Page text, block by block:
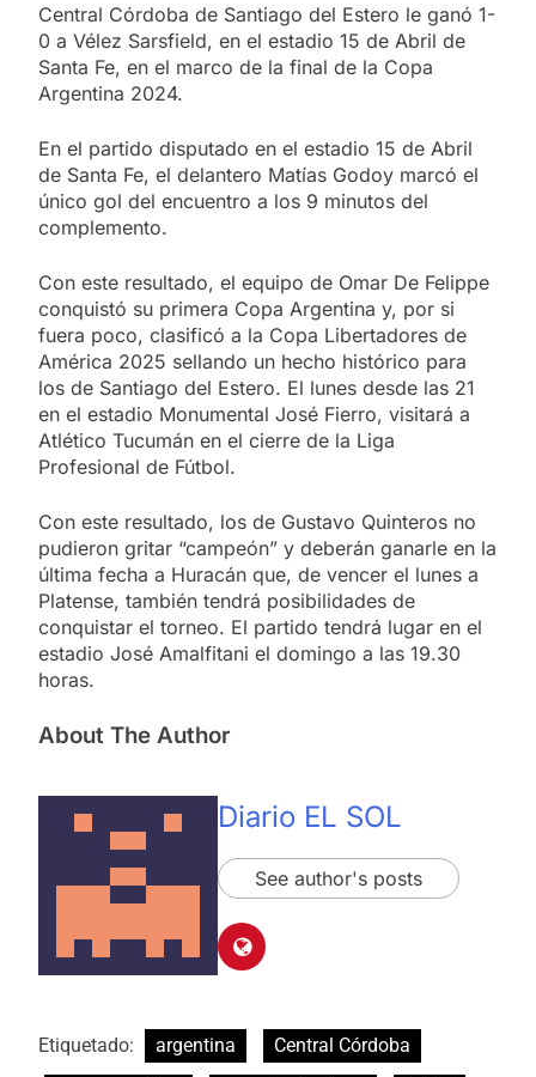
Central Córdoba de Santiago del Estero le ganó 1-
0 a Vélez Sarsfield, en el estadio 15 de Abril de
Santa Fe, en el marco de la final de la Copa
Argentina 2024.
En el partido disputado en el estadio 15 de Abril
de Santa Fe, el delantero Matías Godoy marcó el
único gol del encuentro a los 9 minutos del
complemento.
Con este resultado, el equipo de Omar De Felippe
conquistó su primera Copa Argentina y, por si
fuera poco, clasificó a la Copa Libertadores de
América 2025 sellando un hecho histórico para
los de Santiago del Estero. El lunes desde las 21
en el estadio Monumental José Fierro, visitará a
Atlético Tucumán en el cierre de la Liga
Profesional de Fútbol.
Con este resultado, los de Gustavo Quinteros no
pudieron gritar “campeón” y deberán ganarle en la
última fecha a Huracán que, de vencer el lunes a
Platense, también tendrá posibilidades de
conquistar el torneo. El partido tendrá lugar en el
estadio José Amalfitani el domingo a las 19.30
horas.
About The Author
Diario EL SOL
See author's posts
Etiquetado: argentina
Central Córdoba